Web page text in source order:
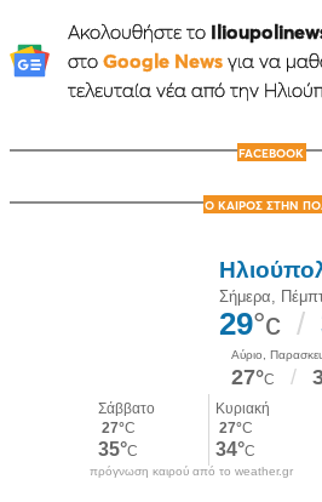
Ακολουθήστε το
στο Google Newsγια να
τελευταία νέα από την
FACEBOOK
Ο ΚΑΙΡΟΣ ΣΤΗΝ
πρόγνωση καιρού από το weather.gr